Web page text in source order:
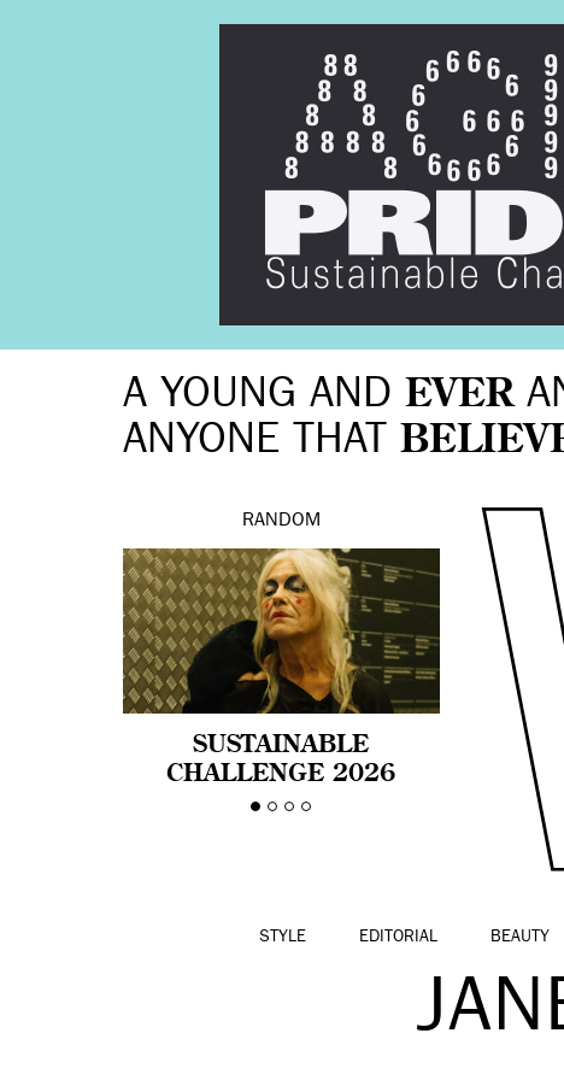
A YOUNG AND EVER
ANYONE THAT
RANDOM
SUSTAINABLE
CHALLENGE 2026
CELEBRA LA
STYLE EDITORIAL BEAUTY